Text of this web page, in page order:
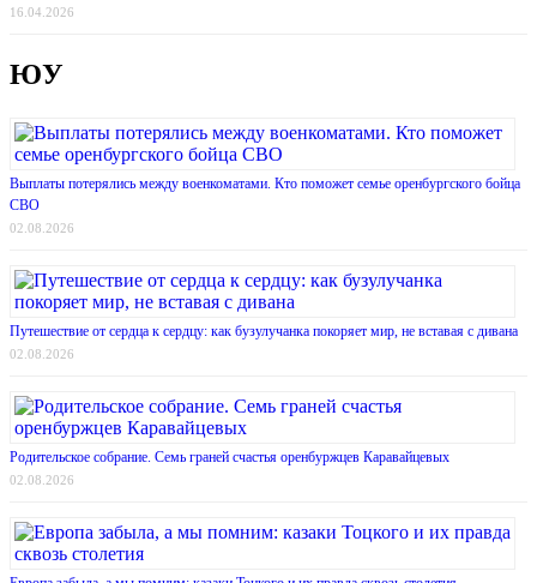
16.04.2026
ЮУ
Выплаты потерялись между военкоматами. Кто поможет семье оренбургского бойца
СВО
02.08.2026
Путешествие от сердца к сердцу: как бузулучанка покоряет мир, не вставая с дивана
02.08.2026
Родительское собрание. Семь граней счастья оренбуржцев Каравайцевых
02.08.2026